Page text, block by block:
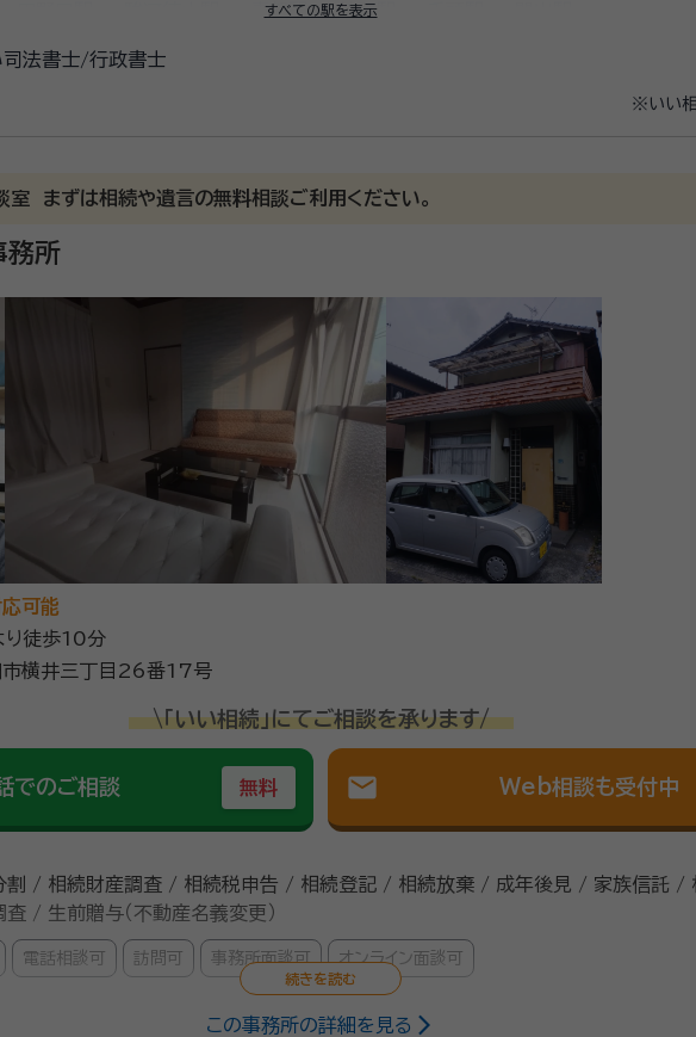
すべての駅を表示
青部駅 崎平駅
司法書士/行政書士
※いい相
室 まずは相続や遺言の無料相談ご利用ください。
務所
可能
り徒歩10分
市横井三丁目26番17号
\「いい相続」にてご相談を承ります/
でのご相談 無料 mail Web相談も受付中
割 / 相続財産調査 / 相続税申告 / 相続登記 / 相続放棄 / 成年後見 / 家族信託 /
/ 生前贈与（不動産名義変更）
電話相談可 訪問可 事務所面談可 オンライン面談可
この事務所の詳細を見る